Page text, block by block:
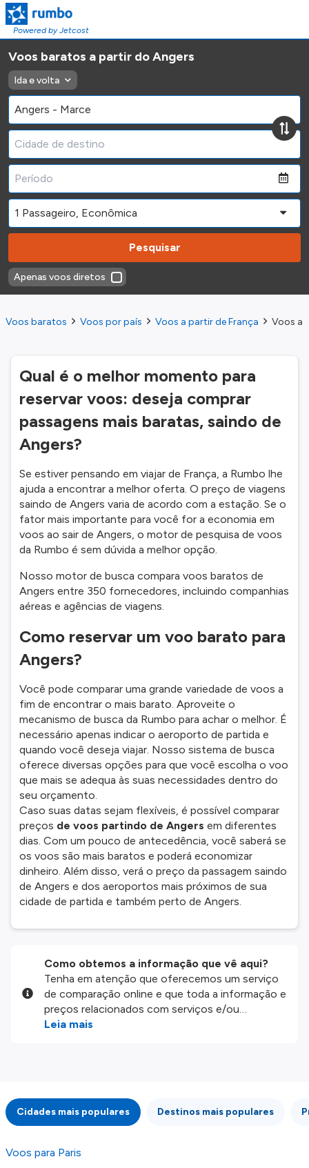
Powered by Jetcost
Voos baratos a partir do Angers
Ida e volta
Pesquisar
Apenas voos diretos
Voos baratos Voos por país Voos a partir de França Voos a
Qual é o melhor momento para
reservar voos: deseja comprar
passagens mais baratas, saindo de
Angers?
Se estiver pensando em viajar de França, a Rumbo lhe
ajuda a encontrar a melhor oferta. O preço de viagens
saindo de Angers varia de acordo com a estação. Se o
fator mais importante para você for a economia em
voos ao sair de Angers, o motor de pesquisa de voos
da Rumbo é sem dúvida a melhor opção.
Nosso motor de busca compara voos baratos de
Angers entre 350 fornecedores, incluindo companhias
aéreas e agências de viagens.
Como reservar um voo barato para
Angers?
Você pode comparar uma grande variedade de voos a
fim de encontrar o mais barato. Aproveite o
mecanismo de busca da Rumbo para achar o melhor. É
necessário apenas indicar o aeroporto de partida e
quando você deseja viajar. Nosso sistema de busca
oferece diversas opções para que você escolha o voo
que mais se adequa às suas necessidades dentro do
seu orçamento.
Caso suas datas sejam flexíveis, é possível comparar
preços de voos partindo de Angers em diferentes
dias. Com um pouco de antecedência, você saberá se
os voos são mais baratos e poderá economizar
dinheiro. Além disso, verá o preço da passagem saindo
de Angers e dos aeroportos mais próximos de sua
cidade de partida e também perto de Angers.
Como obtemos a informação que vê aqui?
Tenha em atenção que oferecemos um serviço
de comparação online e que toda a informação e
preços relacionados com serviços e/ou
produtos disponíveis no nosso website são
integridade ou pela precisão da informação
publicada, por isso verifique com atenção todas
as condições no website do parceiro antes de
fazer uma reserva. Para mais detalhes verifique
os nossos
Leia mais
Cidades mais populares Destinos mais populares
Voos para Paris